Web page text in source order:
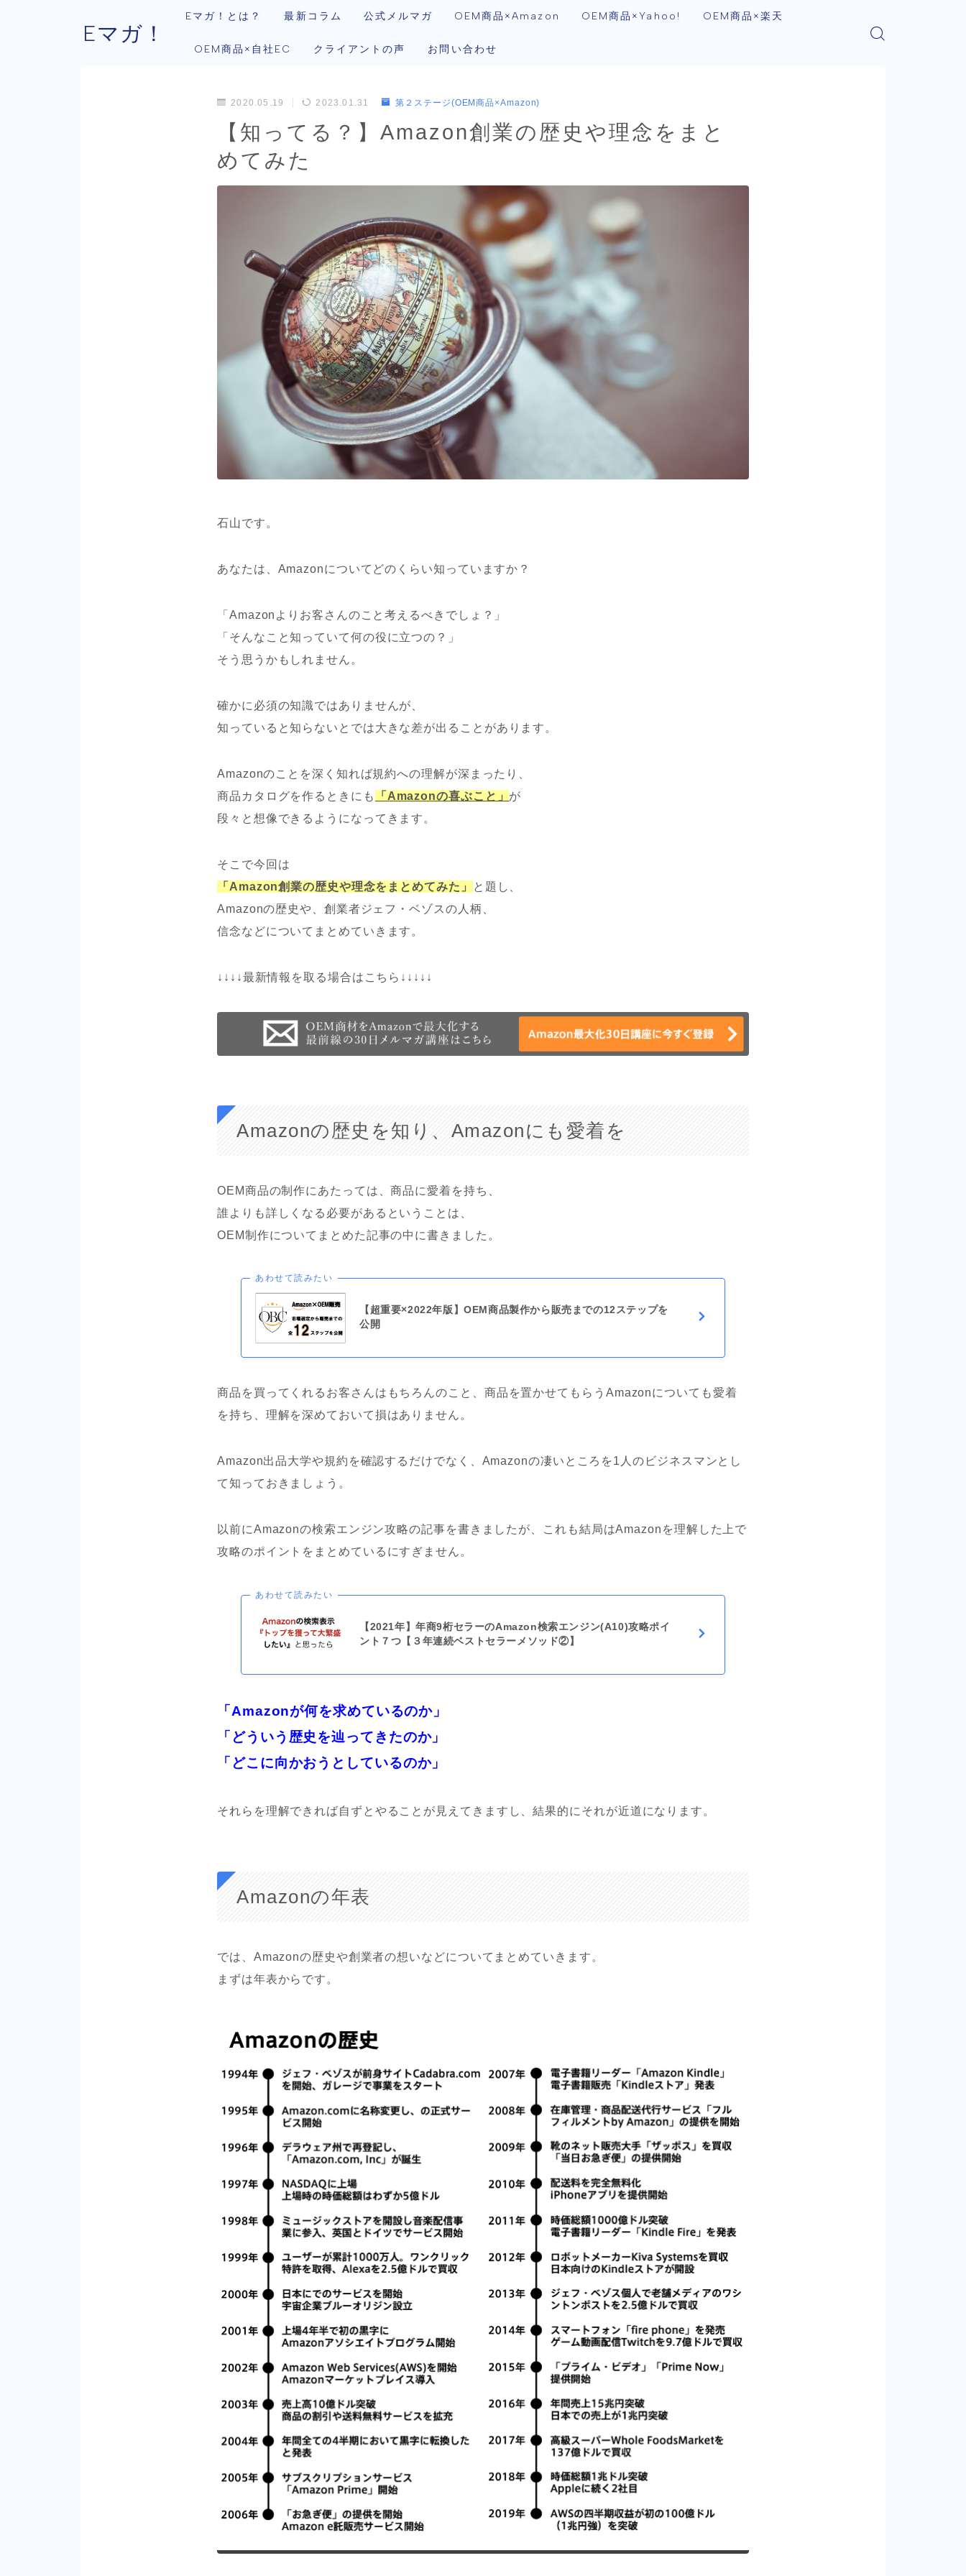
Eマガ！
Eマガ！とは？ 最新コラム 公式メルマガ OEM商品×Amazon OEM商品×Yahoo! OEM商品×楽天
OEM商品×自社EC クライアントの声 お問い合わせ
2020.05.19 2023.01.31 第２ステージ(OEM商品×Amazon)
【知ってる？】Amazon創業の歴史や理念をまと
めてみた
石山です。
あなたは、Amazonについてどのくらい知っていますか？
「Amazonよりお客さんのこと考えるべきでしょ？」
「そんなこと知っていて何の役に立つの？」
そう思うかもしれません。
確かに必須の知識ではありませんが、
知っていると知らないとでは大きな差が出ることがあります。
Amazonのことを深く知れば規約への理解が深まったり、
商品カタログを作るときにも
「Amazonの喜ぶこと」 が
段々と想像できるようになってきます。
そこで今回は
「Amazon創業の歴史や理念をまとめてみた」
と題し、
Amazonの歴史や、創業者ジェフ・ベゾスの人柄、
信念などについてまとめていきます。
↓↓↓↓最新情報を取る場合はこちら↓↓↓↓↓
Amazonの歴史を知り、Amazonにも愛着を
OEM商品の制作にあたっては、商品に愛着を持ち、
誰よりも詳しくなる必要があるということは、
OEM制作についてまとめた記事の中に書きました。
あわせて読みたい
【超重要×2022年版】OEM商品製作から販売までの12ステップを
公開
商品を買ってくれるお客さんはもちろんのこと、商品を置かせてもらうAmazonについても愛着
を持ち、理解を深めておいて損はありません。
Amazon出品大学や規約を確認するだけでなく、Amazonの凄いところを1人のビジネスマンとし
て知っておきましょう。
以前にAmazonの検索エンジン攻略の記事を書きましたが、これも結局はAmazonを理解した上で
攻略のポイントをまとめているにすぎません。
あわせて読みたい
【2021年】年商9桁セラーのAmazon検索エンジン(A10)攻略ポイ
ント７つ【３年連続ベストセラーメソッド②】
「Amazonが何を求めているのか」
「どういう歴史を辿ってきたのか」
「どこに向かおうとしているのか」
それらを理解できれば自ずとやることが見えてきますし、結果的にそれが近道になります。
Amazonの年表
では、Amazonの歴史や創業者の想いなどについてまとめていきます。
まずは年表からです。